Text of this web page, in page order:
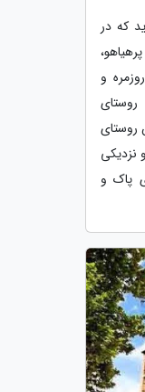
که در
و
روستای
نزدیکی
پاک و